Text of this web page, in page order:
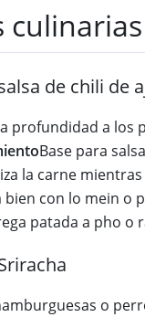
culinarias
de chili de
profundidad a los
Base para
la carne
bien con lo mein o
patada a pho o
o